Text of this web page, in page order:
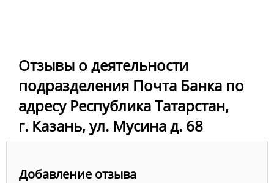
Отзывы о деятельности
подразделения Почта Банка по
адресу Республика Татарстан,
г. Казань, ул. Мусина д. 68
Добавление отзыва